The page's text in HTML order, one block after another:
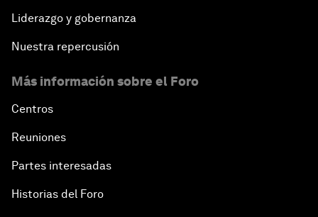
Liderazgo y gobernanza
Nuestra repercusión
Más información sobre el Foro
Centros
Reuniones
Partes interesadas
Historias del Foro